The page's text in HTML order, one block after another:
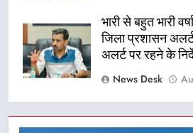
भारी से बहुत भारी
जिला प्रशासन
अलर्ट पर रहने के
News Desk